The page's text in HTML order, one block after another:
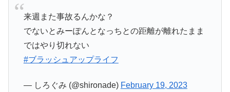
来週また事故るんかな？
でないとみーぽんとなっちとの距離が離れたまま
ではやり切れない
#ブラッシュアップライフ
— しろぐみ (@shironade) February 19, 2023